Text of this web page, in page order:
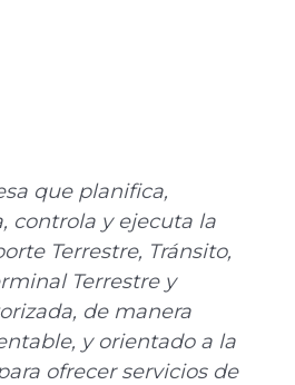
que planifica,
controla y ejecuta la
Terrestre, Tránsito,
Terrestre y
de manera
y orientado a la
ofrecer servicios de